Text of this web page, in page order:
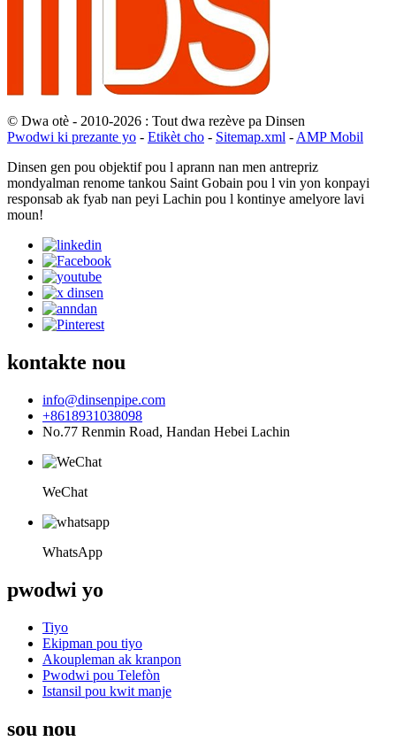
© Dwa otè - 2010-2026 : Tout dwa rezève pa Dinsen
Pwodwi ki prezante yo - Etikèt cho - Sitemap.xml - AMP Mobil
Dinsen gen pou objektif pou l aprann nan men antrepriz
mondyalman renome tankou Saint Gobain pou l vin yon konpayi
responsab ak fyab nan peyi Lachin pou l kontinye amelyore lavi
moun!
kontakte nou
info@dinsenpipe.com
+8618931038098
No.77 Renmin Road, Handan Hebei Lachin
WeChat
WhatsApp
pwodwi yo
Tiyo
Ekipman pou tiyo
Akoupleman ak kranpon
Pwodwi pou Telefòn
Istansil pou kwit manje
sou nou